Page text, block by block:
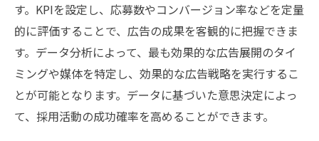
す。KPIを設定し、応募数やコンバージョン率などを定量
的に評価することで、広告の成果を客観的に把握できま
す。データ分析によって、最も効果的な広告展開のタイ
ミングや媒体を特定し、効果的な広告戦略を実行するこ
とが可能となります。データに基づいた意思決定によっ
て、採用活動の成功確率を高めることができます。